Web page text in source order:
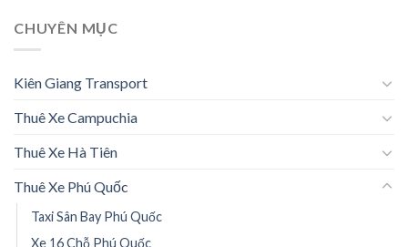
CHUYÊN MỤC
Kiên Giang Transport
Thuê Xe Campuchia
Thuê Xe Hà Tiên
Thuê Xe Phú Quốc
Taxi Sân Bay Phú Quốc
Xe 16 Chỗ Phú Quốc